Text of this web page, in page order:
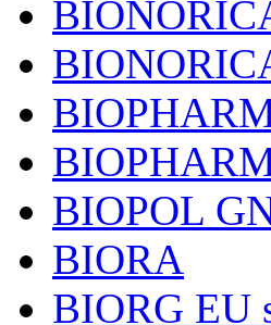
BIOPOL
BIORA
BIORG EU